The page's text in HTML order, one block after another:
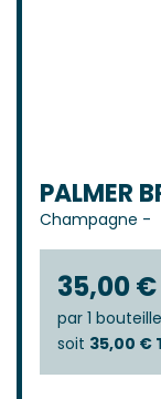
PALMER
Champagne -
35,00 €
par 1
soit 35,00 €